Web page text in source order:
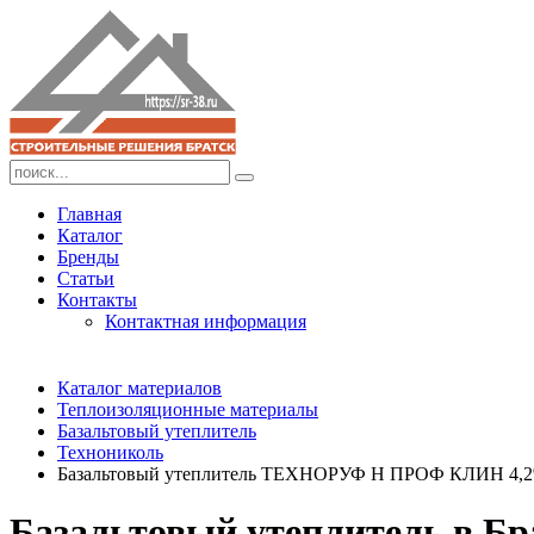
Главная
Каталог
Бренды
Статьи
Контакты
Контактная информация
Каталог материалов
Теплоизоляционные материалы
Базальтовый утеплитель
Технониколь
Базальтовый утеплитель ТЕХНОРУФ Н ПРОФ КЛИН